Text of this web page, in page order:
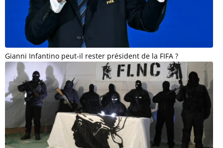
Gianni Infantino peut-il rester président de la FIFA ?